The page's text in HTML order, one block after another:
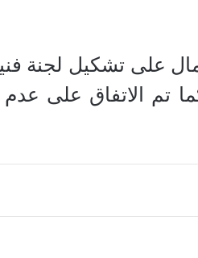
على تشكيل لجنة
كما تم الاتفاق على